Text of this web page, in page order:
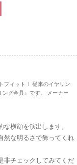
フィット！ 従来のイヤリン
グ金具』です。 メーカー
横顔を演出します。
然な明るさで飾ってくれ
非チェックしてみてくだ